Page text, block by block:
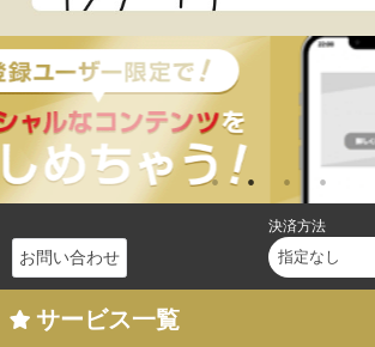
お問い合わせ
決済方法
サービス一覧